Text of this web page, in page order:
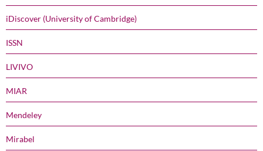
iDiscover (University of Cambridge)
ISSN
LIVIVO
MIAR
Mendeley
Mirabel